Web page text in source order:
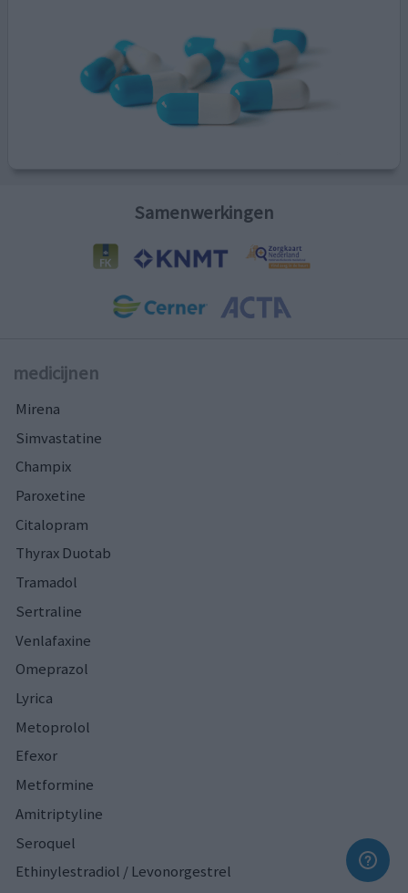
Samenwerkingen
medicijnen
Mirena
Simvastatine
Champix
Paroxetine
Citalopram
Thyrax Duotab
Tramadol
Sertraline
Venlafaxine
Omeprazol
Lyrica
Metoprolol
Efexor
Metformine
Amitriptyline
Seroquel
Ethinylestradiol / Levonorgestrel